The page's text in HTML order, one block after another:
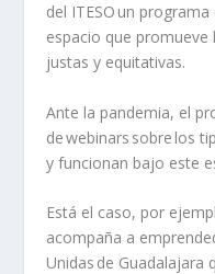
del ITESO un
espacio que promueve
justas y equitativas.
Ante la pandemia, el
dewebinars sobre los
y funcionan bajo este
Está el caso, por
acompaña a
Unidas de